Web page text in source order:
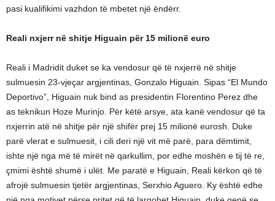
pasi kualifikimi vazhdon të mbetet një ëndërr.
Reali nxjerr në shitje Higuain për 15 milionë euro
Reali i Madridit duket se ka vendosur që të nxjerrë në shitje
sulmuesin 23-vjeçar argjentinas, Gonzalo Higuain. Sipas “El Mundo
Deportivo”, Higuain nuk bind as presidentin Florentino Perez dhe
as teknikun Hoze Murinjo. Për këtë arsye, ata kanë vendosur që ta
nxjerrin atë në shitje për një shifër prej 15 milionë eurosh. Duke
parë vlerat e sulmuesit, i cili deri një vit më parë, para dëmtimit,
ishte një nga më të mirët në qarkullim, por edhe moshën e tij të re,
çmimi është shumë i ulët. Me paratë e Higuain, Reali kërkon që të
afrojë sulmuesin tjetër argjentinas, Serxhio Aguero. Ky është edhe